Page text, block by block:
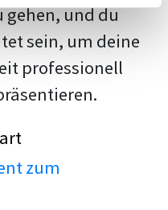
gehen, und du
sein, um deine
professionell
zum